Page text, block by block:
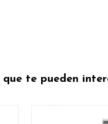
que te pueden